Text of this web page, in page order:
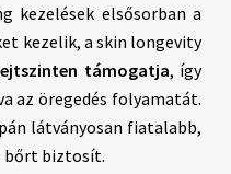
kezelések elsősorban a
kezelik, a skin longevity
támogatja, így
az öregedés folyamatát.
látványosan fiatalabb,
bőrt biztosít.